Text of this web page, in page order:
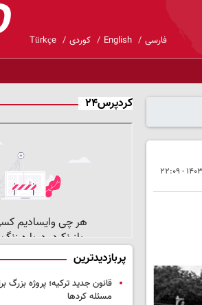
فارسی English کوردی Türkçe
کردپرس۲۴
پربازدیدترین
قانون جدید ترکیه؛ پروژه بزرگ‌
مسئله کردها